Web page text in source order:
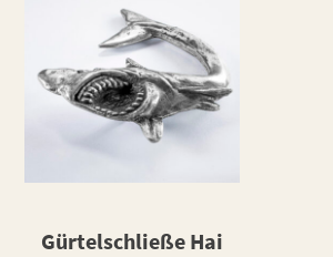
Gürtelschließe Hai